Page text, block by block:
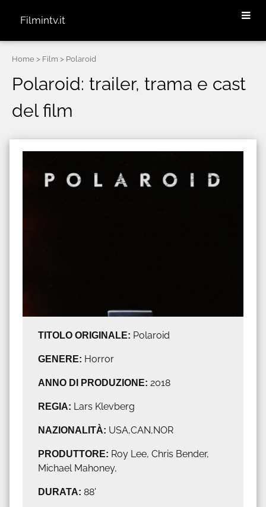
Filmintv.it
Home > Film > Polaroid
Polaroid: trailer, trama e cast
del film
TITOLO ORIGINALE: Polaroid
GENERE: Horror
ANNO DI PRODUZIONE: 2018
REGIA: Lars Klevberg
NAZIONALITÀ: USA,CAN,NOR
PRODUTTORE: Roy Lee, Chris Bender,
Michael Mahoney,
DURATA: 88'